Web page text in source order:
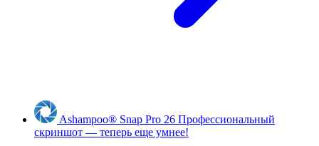
Ashampoo® Snap Pro 26 Профессиональный
скриншот — теперь еще умнее!